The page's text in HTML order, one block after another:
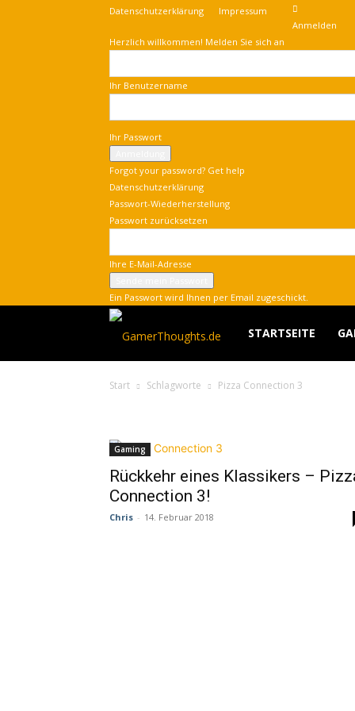
Datenschutzerklärung
Impressum
Anmelden
Herzlich willkommen! Melden Sie sich an
Ihr Benutzername
Ihr Passwort
Forgot your password? Get help
Datenschutzerklärung
Passwort-Wiederherstellung
Passwort zurücksetzen
Ihre E-Mail-Adresse
Ein Passwort wird Ihnen per Email zugeschickt.
GamerThoughts
STARTSEITE
Start Schlagworte Pizza Connection 3
Gaming
Rückkehr eines Klassikers –
Connection 3!
Chris - 14. Februar 2018